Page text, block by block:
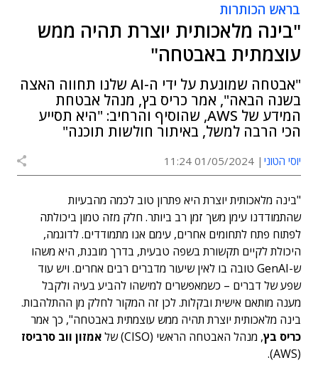
בראש הכותרות
"בינה מלאכותית יוצרת תהיה ממש
עוצמתית באבטחה"
"אבטחה שמונעת על ידי ה-AI שלנו תחווה האצה
בשנה הבאה", אמר כריס בץ, מנהל אבטחת
המידע של AWS, שהוסיף והרחיב: "היא תסייע
הכי הרבה למשל, באיתור חולשות תוכנה"
יוסי הטוני 01/05/2024 11:24
"בינה מלאכותית יוצרת היא פתרון טוב לכמה מהבעיות
שהתמודדנו עימן משך זמן רב ביותר. חלק מזה טמון ביכולתה
לפתוח פתח לתחומים אחרים, עימם אנו מתמודדים. לדוגמה,
היכולת לקיים תקשורת בשפה טבעית, בדרך מובנת, היא משהו
ש-GenAI טובה בו לאין שיעור מדברים רבים אחרים. ויש עוד
שפע של דברים – כשמאפשרים למישהו להביע בעיה ולקבל
מענה מותאם אישית ובקלות. לכן זה המקור לחלק מן ההתלהבות.
בינה מלאכותית יוצרת תהיה ממש עוצמתית באבטחה", כך אמר
כריס בץ, מנהל האבטחה הראשי (CISO) של
אמזון ווב סרביסז
(AWS).